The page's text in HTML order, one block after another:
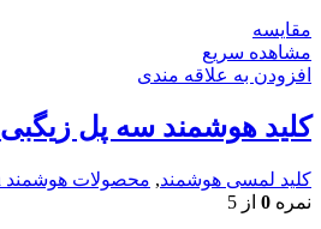
مقایسه
مشاهده سریع
افزودن به علاقه مندی
کلید هوشمند سه پل زیگبی
کلید لمسی هوشمند, محصولات هوشمند Benica
نمره 0 از 5